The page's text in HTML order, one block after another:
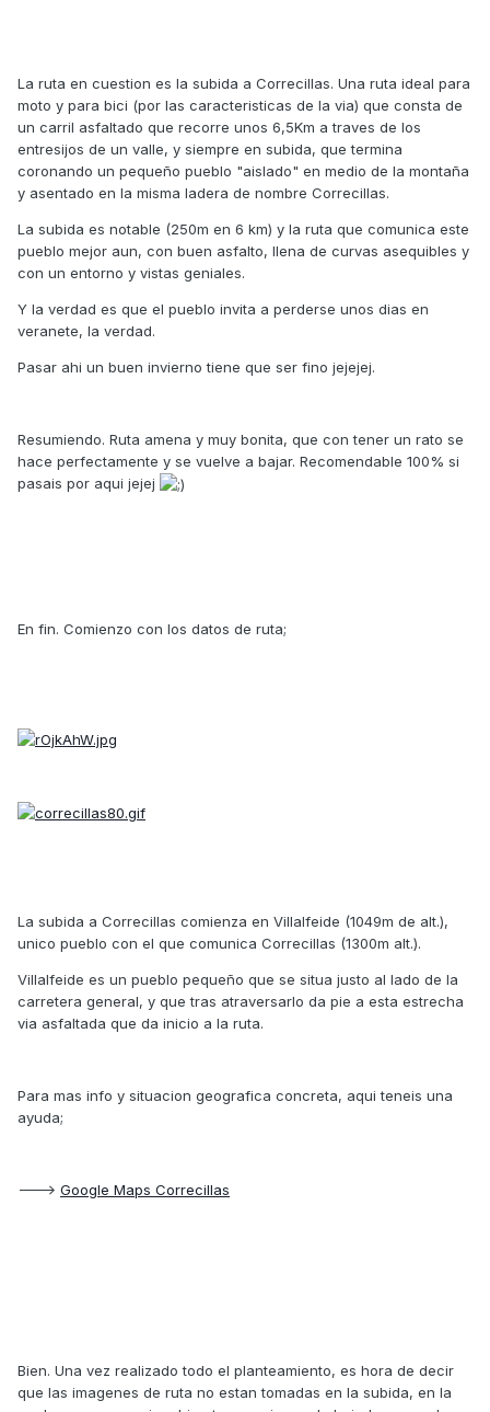
La ruta en cuestion es la subida a Correcillas. Una ruta ideal para
moto y para bici (por las caracteristicas de la via) que consta de
un carril asfaltado que recorre unos 6,5Km a traves de los
entresijos de un valle, y siempre en subida, que termina
coronando un pequeño pueblo "aislado" en medio de la montaña
y asentado en la misma ladera de nombre Correcillas.
La subida es notable (250m en 6 km) y la ruta que comunica este
pueblo mejor aun, con buen asfalto, llena de curvas asequibles y
con un entorno y vistas geniales.
Y la verdad es que el pueblo invita a perderse unos dias en
veranete, la verdad.
Pasar ahi un buen invierno tiene que ser fino jejejej.
Resumiendo. Ruta amena y muy bonita, que con tener un rato se
hace perfectamente y se vuelve a bajar. Recomendable 100% si
pasais por aqui jejej
En fin. Comienzo con los datos de ruta;
La subida a Correcillas comienza en Villalfeide (1049m de alt.),
unico pueblo con el que comunica Correcillas (1300m alt.).
Villalfeide es un pueblo pequeño que se situa justo al lado de la
carretera general, y que tras atraversarlo da pie a esta estrecha
via asfaltada que da inicio a la ruta.
Para mas info y situacion geografica concreta, aqui teneis una
ayuda;
---> Google Maps Correcillas
Bien. Una vez realizado todo el planteamiento, es hora de decir
que las imagenes de ruta no estan tomadas en la subida, en la